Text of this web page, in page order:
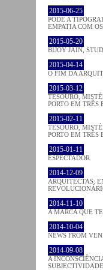
2015-06-25
PODE A
EMPATIA COM
2015-05-20
BIJOY JAIN,
2015-04-14
O FIM DA
2015-03-12
TESOURO,
PORTO EM TRÊS
2015-02-11
TESOURO,
PORTO EM TRÊS
2015-01-11
ESPECTADOR
2014-12-09
ARQUITECTAS:
2014-11-10
A MARCA QUE
2014-10-04
NEWS FROM
2014-09-08
A